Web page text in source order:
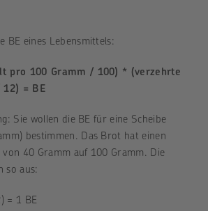
BE eines Lebensmittels:
pro 100 Gramm / 100) * (verzehrte
= BE
Sie wollen die BE für eine Scheibe
bestimmen. Das Brot hat einen
40 Gramm auf 100 Gramm. Die
so aus:
= 1 BE